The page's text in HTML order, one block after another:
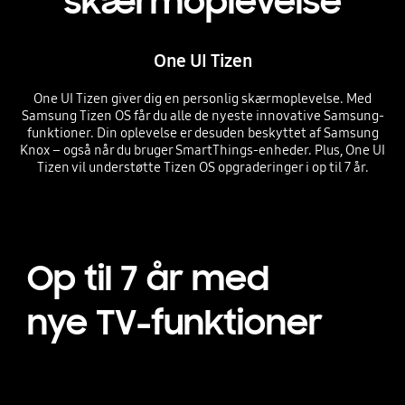
One UI Tizen
One UI Tizen giver dig en personlig skærmoplevelse. Med
Samsung Tizen OS får du alle de nyeste innovative Samsung-
funktioner. Din oplevelse er desuden beskyttet af Samsung
Knox – også når du bruger SmartThings-enheder. Plus, One UI
Tizen vil understøtte Tizen OS opgraderinger i op til 7 år.
Op til 7 år med
nye TV-funktioner